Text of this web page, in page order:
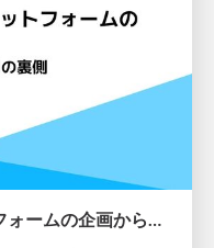
オブザーバビリティプラットフォームの企画からリリースまで──PO・TLから見るMackerelの裏側 / ”ユーザー体験”の起点となるUXとアプリ開発──トヨタ・Nissan・はてなのプロダクトと開発現場から見える、設計の多様なアプローチ【TECH DRIVERS Day1】